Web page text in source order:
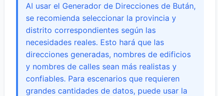
Al usar el Generador de Direcciones de Bután,
se recomienda seleccionar la provincia y
distrito correspondientes según las
necesidades reales. Esto hará que las
direcciones generadas, nombres de edificios
y nombres de calles sean más realistas y
confiables. Para escenarios que requieren
grandes cantidades de datos, puede usar la